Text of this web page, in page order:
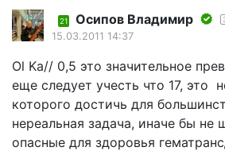
21 Осипов Владимир
15.03.2011 14:37
Ol Ka// 0,5 это значительное
еще следует учесть что 17, это
которого достичь для
нереальная задача, иначе бы не
опасные для здоровья